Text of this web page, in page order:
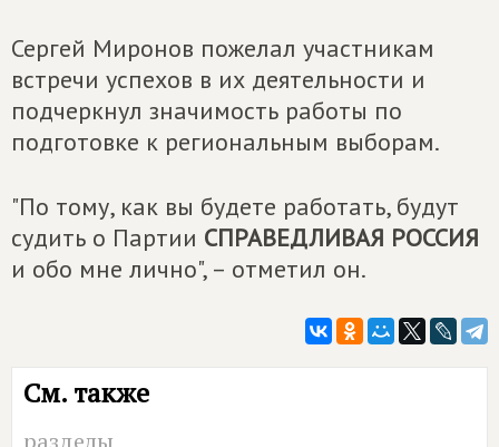
Сергей Миронов пожелал участникам
встречи успехов в их деятельности и
подчеркнул значимость работы по
подготовке к региональным выборам.
"По тому, как вы будете работать, будут
судить о Партии СПРАВЕДЛИВАЯ РОССИЯ
и обо мне лично", – отметил он.
См. также
разделы